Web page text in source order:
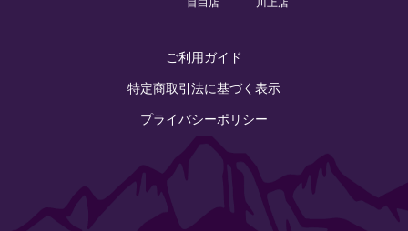
ご利用ガイド
特定商取引法に基づく表示
プライバシーポリシー